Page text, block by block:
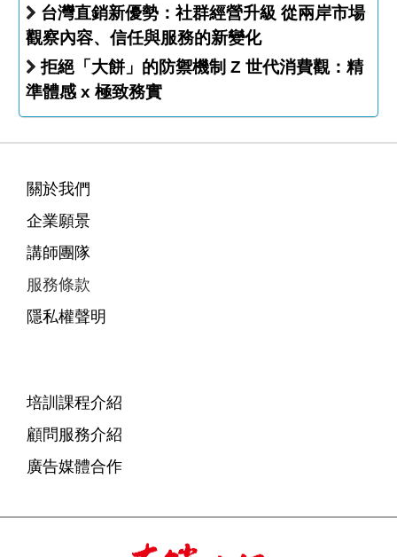
台灣直銷新優勢：社群經營升級 從兩岸市場
觀察內容、信任與服務的新變化
拒絕「大餅」的防禦機制 Z 世代消費觀：精
準體感 x 極致務實
關於我們
企業願景
講師團隊
服務條款
隱私權聲明
培訓課程介紹
顧問服務介紹
廣告媒體合作